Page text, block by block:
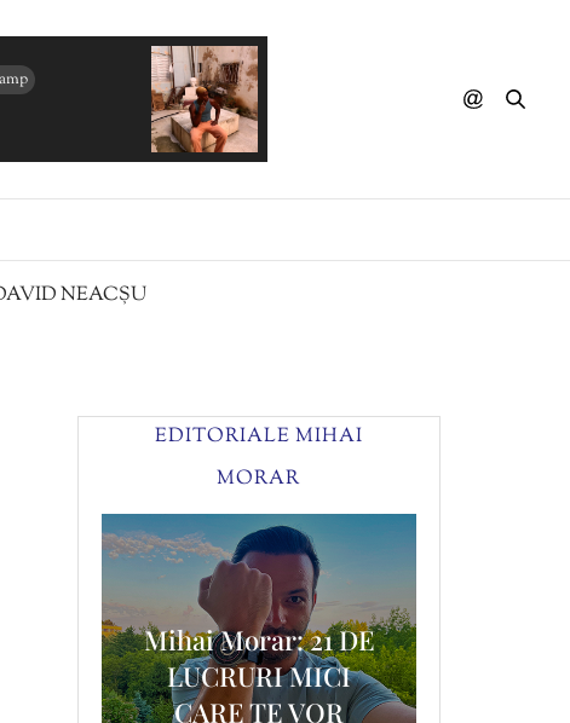
L'IMPERATRICE - Masques
NEACȘU
EDITORIALE MIHAI
MORAR
Mihai Morar: 21 DE
LUCRURI MICI
CARE TE VOR